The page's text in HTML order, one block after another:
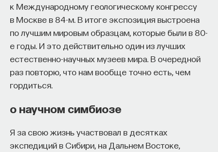
к Международному геологическому конгрессу
в Москве в 84-м. В итоге экспозиция выстроена
по лучшим мировым образцам, которые были в 80-
е годы. И это действительно один из лучших
естественно-научных музеев мира. В очередной
раз повторю, что нам вообще точно есть, чем
гордиться.
о научном симбиозе
Я за свою жизнь участвовал в десятках
экспедиций в Сибири, на Дальнем Востоке,